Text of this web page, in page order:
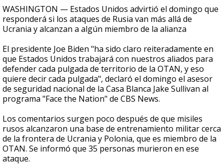
WASHINGTON — Estados Unidos advirtió el domingo que
responderá si los ataques de Rusia van más allá de
Ucrania y alcanzan a algún miembro de la alianza
El presidente Joe Biden "ha sido claro reiteradamente en
que Estados Unidos trabajará con nuestros aliados para
defender cada pulgada de territorio de la OTAN, y eso
quiere decir cada pulgada", declaró el domingo el asesor
de seguridad nacional de la Casa Blanca Jake Sullivan al
programa "Face the Nation" de CBS News.
Los comentarios surgen poco después de que misiles
rusos alcanzaron una base de entrenamiento militar cerca
de la frontera de Ucrania y Polonia, que es miembro de la
OTAN. Se informó que 35 personas murieron en ese
ataque.